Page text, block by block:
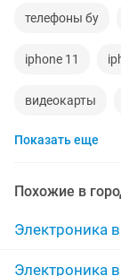
телефоны бу
iphone 11
видеокарты
смартфон
apple watch
наушники
Показать еще
Похожие в
Электроника
Электроника